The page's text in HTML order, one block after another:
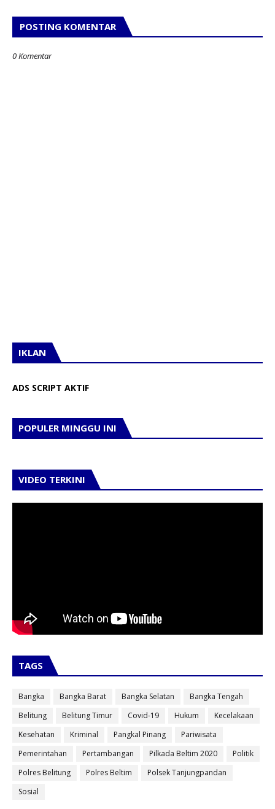
POSTING KOMENTAR
0 Komentar
IKLAN
ADS SCRIPT AKTIF
POPULER MINGGU INI
VIDEO TERKINI
TAGS
Bangka Bangka Barat Bangka Selatan
Bangka Tengah
Belitung
Belitung Timur Covid-19 Hukum
Kecelakaan
Kesehatan
Kriminal Pangkal Pinang
Pariwisata
Pemerintahan
Pertambangan Pilkada Beltim 2020
Politik
Polres Belitung
Polres Beltim
Polsek Tanjungpandan
Sosial